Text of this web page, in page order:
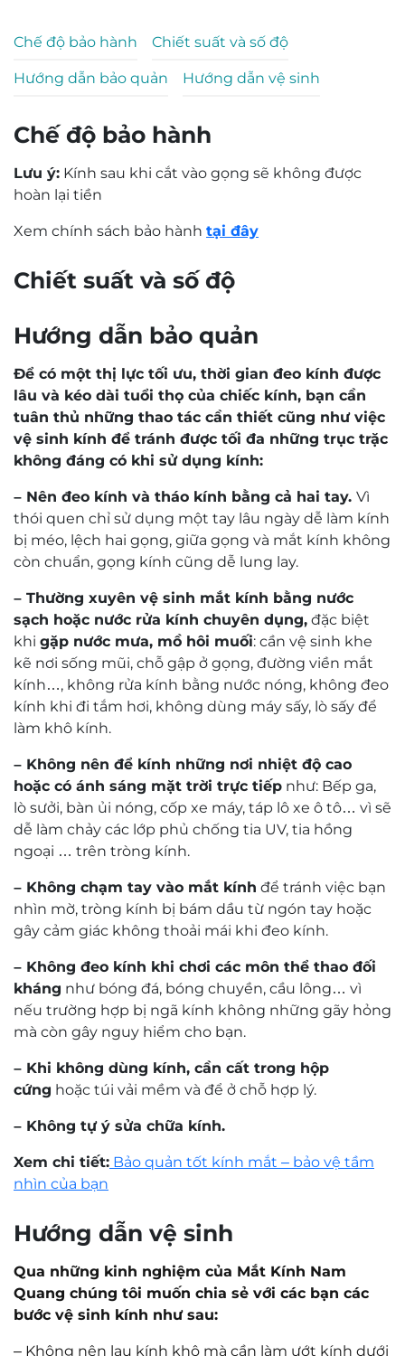
Chế độ bảo hành Chiết suất và số độ
Hướng dẫn bảo quản Hướng dẫn vệ sinh
Chế độ bảo hành
Lưu ý: Kính sau khi cắt vào gọng sẽ không được
hoàn lại tiền
Xem chính sách bảo hành tại đây
Chiết suất và số độ
Hướng dẫn bảo quản
Để có một thị lực tối ưu, thời gian đeo kính được
lâu và kéo dài tuổi thọ của chiếc kính, bạn cần
tuân thủ những thao tác cần thiết cũng như việc
vệ sinh kính để tránh được tối đa những trục trặc
không đáng có khi sử dụng kính:
– Nên đeo kính và tháo kính bằng cả hai tay. Vì
thói quen chỉ sử dụng một tay lâu ngày dễ làm kính
bị méo, lệch hai gọng, giữa gọng và mắt kính không
còn chuẩn, gọng kính cũng dễ lung lay.
– Thường xuyên vệ sinh mắt kính bằng nước
sạch hoặc nước rửa kính chuyên dụng, đặc biệt
khi gặp nước mưa, mồ hôi muối: cần vệ sinh khe
kẽ nơi sống mũi, chỗ gập ở gọng, đường viền mắt
kính…, không rửa kính bằng nước nóng, không đeo
kính khi đi tắm hơi, không dùng máy sấy, lò sấy để
làm khô kính.
– Không nên để kính những nơi nhiệt độ cao
hoặc có ánh sáng mặt trời trực tiếp như: Bếp ga,
lò sưởi, bàn ủi nóng, cốp xe máy, táp lô xe ô tô… vì sẽ
dễ làm chảy các lớp phủ chống tia UV, tia hồng
ngoại … trên tròng kính.
– Không chạm tay vào mắt kính để tránh việc bạn
nhìn mờ, tròng kính bị bám dầu từ ngón tay hoặc
gây cảm giác không thoải mái khi đeo kính.
– Không đeo kính khi chơi các môn thể thao đối
kháng như bóng đá, bóng chuyền, cầu lông… vì
nếu trường hợp bị ngã kính không những gãy hỏng
mà còn gây nguy hiểm cho bạn.
– Khi không dùng kính, cần cất trong hộp
cứng hoặc túi vải mềm và để ở chỗ hợp lý.
– Không tự ý sửa chữa kính.
Xem chi tiết: Bảo quản tốt kính mắt – bảo vệ tầm
nhìn của bạn
Hướng dẫn vệ sinh
Qua những kinh nghiệm của Mắt Kính Nam
Quang chúng tôi muốn chia sẻ với các bạn các
bước vệ sinh kính như sau:
– Không nên lau kính khô mà cần làm ướt kính dưới